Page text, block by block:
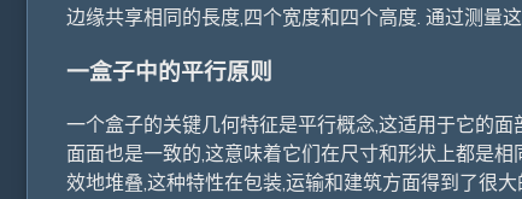
边缘共享相同的長度,四个宽度和四个高度. 通过测量
一盒子中的平行原则
一个盒子的关键几何特征是平行概念,这适用于它的
面面也是一致的,这意味着它们在尺寸和形状上都是
效地堆叠,这种特性在包装,运输和建筑方面得到了很大